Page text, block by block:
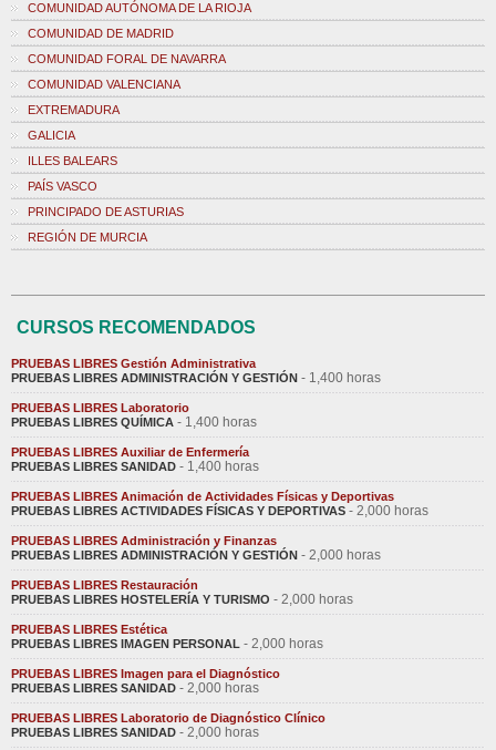
COMUNIDAD AUTÓNOMA DE LA RIOJA
COMUNIDAD DE MADRID
COMUNIDAD FORAL DE NAVARRA
COMUNIDAD VALENCIANA
EXTREMADURA
GALICIA
ILLES BALEARS
PAÍS VASCO
PRINCIPADO DE ASTURIAS
REGIÓN DE MURCIA
CURSOS RECOMENDADOS
PRUEBAS LIBRES Gestión Administrativa
PRUEBAS LIBRES ADMINISTRACIÓN Y GESTIÓN - 1,400 horas
PRUEBAS LIBRES Laboratorio
PRUEBAS LIBRES QUÍMICA - 1,400 horas
PRUEBAS LIBRES Auxiliar de Enfermería
PRUEBAS LIBRES SANIDAD - 1,400 horas
PRUEBAS LIBRES Animación de Actividades Físicas y Deportivas
PRUEBAS LIBRES ACTIVIDADES FÍSICAS Y DEPORTIVAS - 2,000 horas
PRUEBAS LIBRES Administración y Finanzas
PRUEBAS LIBRES ADMINISTRACIÓN Y GESTIÓN - 2,000 horas
PRUEBAS LIBRES Restauración
PRUEBAS LIBRES HOSTELERÍA Y TURISMO - 2,000 horas
PRUEBAS LIBRES Estética
PRUEBAS LIBRES IMAGEN PERSONAL - 2,000 horas
PRUEBAS LIBRES Imagen para el Diagnóstico
PRUEBAS LIBRES SANIDAD - 2,000 horas
PRUEBAS LIBRES Laboratorio de Diagnóstico Clínico
PRUEBAS LIBRES SANIDAD - 2,000 horas